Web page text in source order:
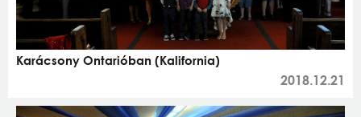
Karácsony Ontarióban (Kalifornia)
2018.12.21